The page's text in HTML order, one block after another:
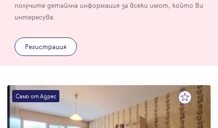
получите детайлна информация за всеки имот, който Ви
интересува.
Регистрация
Само от Адрес